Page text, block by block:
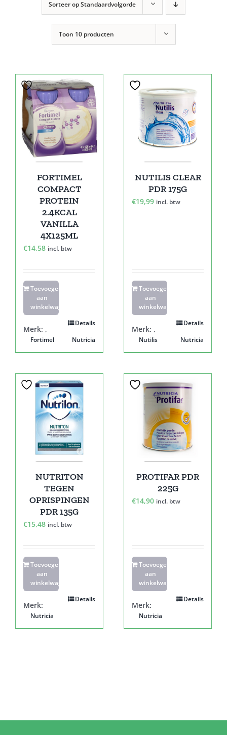
Sorteer opStandaardvolgorde
Toon 10 producten
FORTIMEL
COMPACT
PROTEIN
2.4KCAL
VANILLA
4X125ML
€14,58 incl. btw
Toevoegen
aan
winkelwagen
Details
Merk:
Fortimel
,
Nutricia
NUTILIS CLEAR
PDR 175G
€19,99 incl. btw
Toevoegen
aan
winkelwagen
Details
Merk:
Nutilis
,
Nutricia
NUTRITON
TEGEN
OPRISPINGEN
PDR 135G
€15,48 incl. btw
Toevoegen
aan
winkelwagen
Details
Merk:
Nutricia
PROTIFAR PDR
225G
€14,90 incl. btw
Toevoegen
aan
winkelwagen
Details
Merk:
Nutricia